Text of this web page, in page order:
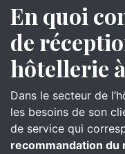
En quoi
de
hôtellerie
Dans le secteur de
les besoins de son
de service qui
recommandation